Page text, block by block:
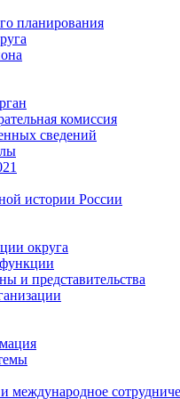
планирования
комиссия
сведений
истории России
округа
и представительства
международное